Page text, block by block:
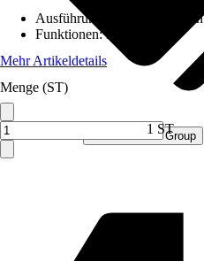
Verkauf durch: Procommerce Group
Ausführung
Wandbriefkasten
Funktionen:Mit Klappe
Mehr Artikeldetails
Menge (ST)
1 ST